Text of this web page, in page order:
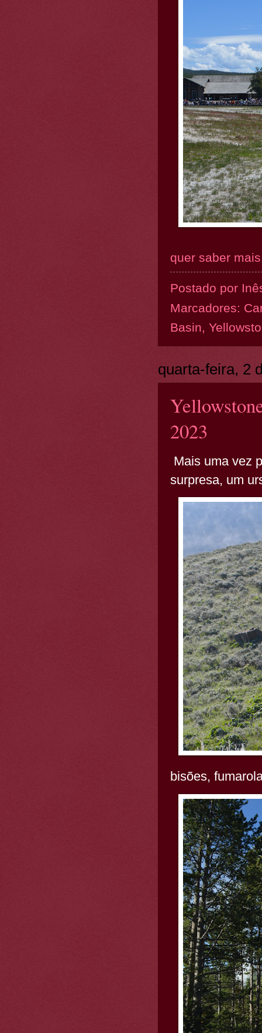
quer saber
Postado por
Marcadores:
Basin,
quarta-feira, 2
2023
Mais uma vez
surpresa, um
bisões,